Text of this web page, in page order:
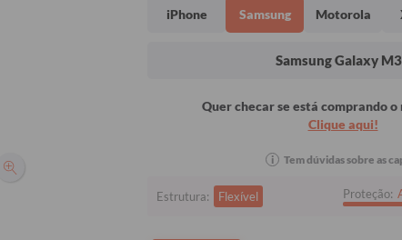
iPhone Samsung Motorola
Samsung Galaxy
Quer checar se está comprando
Clique aqui!
i Tem dúvidas sobre as
Estrutura: Flexível Proteção: